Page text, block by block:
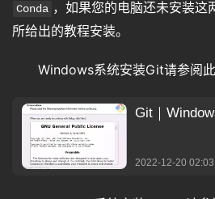
Conda ，如果您的电脑还未安装这
所给出的教程安装。
Windows系统安装Git请参阅此